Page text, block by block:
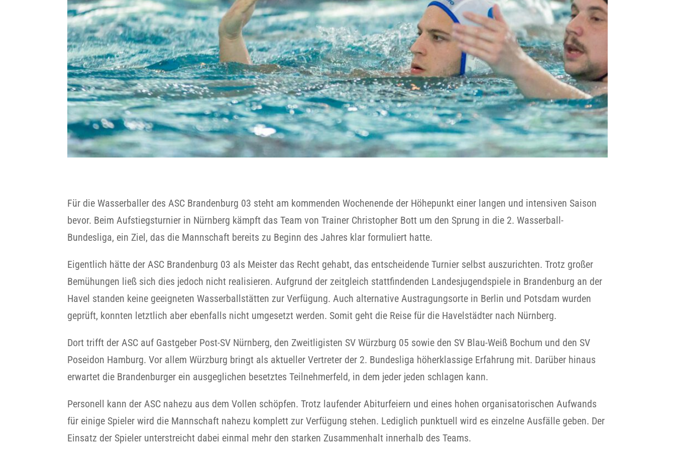
Für die Wasserballer des ASC Brandenburg 03 steht am kommenden Wochenende der Höhepunkt einer langen und intensiven Saison
bevor. Beim Aufstiegsturnier in Nürnberg kämpft das Team von Trainer Christopher Bott um den Sprung in die 2. Wasserball-
Bundesliga, ein Ziel, das die Mannschaft bereits zu Beginn des Jahres klar formuliert hatte.
Eigentlich hätte der ASC Brandenburg 03 als Meister das Recht gehabt, das entscheidende Turnier selbst auszurichten. Trotz großer
Bemühungen ließ sich dies jedoch nicht realisieren. Aufgrund der zeitgleich stattfindenden Landesjugendspiele in Brandenburg an der
Havel standen keine geeigneten Wasserballstätten zur Verfügung. Auch alternative Austragungsorte in Berlin und Potsdam wurden
geprüft, konnten letztlich aber ebenfalls nicht umgesetzt werden. Somit geht die Reise für die Havelstädter nach Nürnberg.
Dort trifft der ASC auf Gastgeber Post-SV Nürnberg, den Zweitligisten SV Würzburg 05 sowie den SV Blau-Weiß Bochum und den SV
Poseidon Hamburg. Vor allem Würzburg bringt als aktueller Vertreter der 2. Bundesliga höherklassige Erfahrung mit. Darüber hinaus
erwartet die Brandenburger ein ausgeglichen besetztes Teilnehmerfeld, in dem jeder jeden schlagen kann.
Personell kann der ASC nahezu aus dem Vollen schöpfen. Trotz laufender Abiturfeiern und eines hohen organisatorischen Aufwands
für einige Spieler wird die Mannschaft nahezu komplett zur Verfügung stehen. Lediglich punktuell wird es einzelne Ausfälle geben. Der
Einsatz der Spieler unterstreicht dabei einmal mehr den starken Zusammenhalt innerhalb des Teams.